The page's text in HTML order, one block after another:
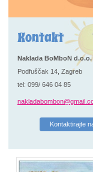
Kontakt
Naklada BoMboN d.o.o.
Podfuščak 14, Zagreb
tel: 099/ 646 04 85
Kontaktirajte